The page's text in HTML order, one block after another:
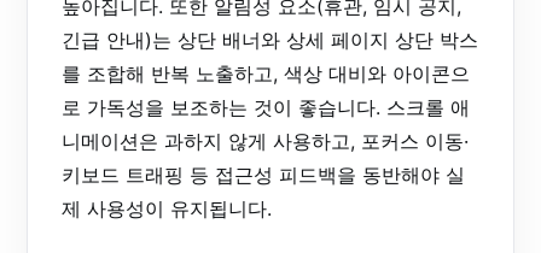
높아집니다. 또한 알림성 요소(휴관, 임시 공지,
긴급 안내)는 상단 배너와 상세 페이지 상단 박스
를 조합해 반복 노출하고, 색상 대비와 아이콘으
로 가독성을 보조하는 것이 좋습니다. 스크롤 애
니메이션은 과하지 않게 사용하고, 포커스 이동·
키보드 트래핑 등 접근성 피드백을 동반해야 실
제 사용성이 유지됩니다.